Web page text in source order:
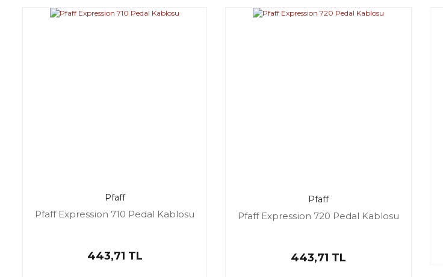
Pfaff
Pfaff Expression 710 Pedal Kablosu
443,71 TL
Pfaff
Pfaff Expression 720 Pedal Kablosu
443,71 TL